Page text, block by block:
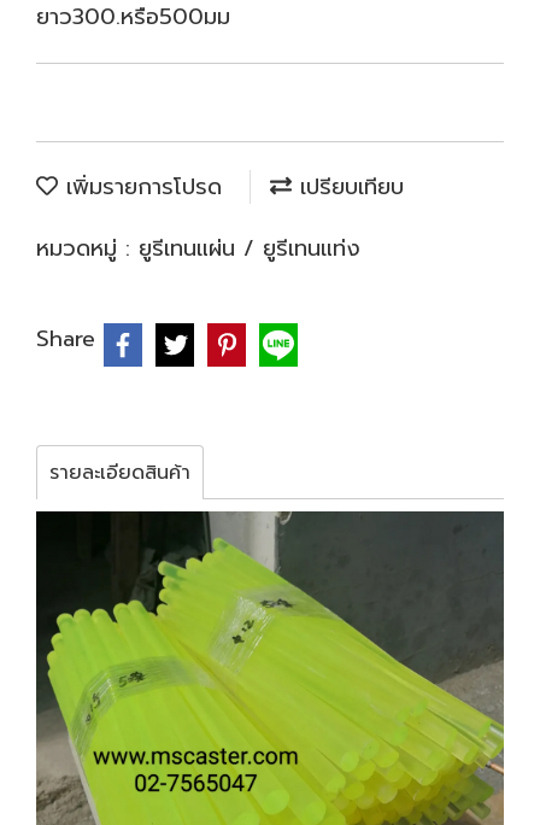
ยาว300.หรือ500มม
เพิ่มรายการโปรด
เปรียบเทียบ
หมวดหมู่ : ยูรีเทนแผ่น / ยูรีเทนแท่ง
Share
รายละเอียดสินค้า